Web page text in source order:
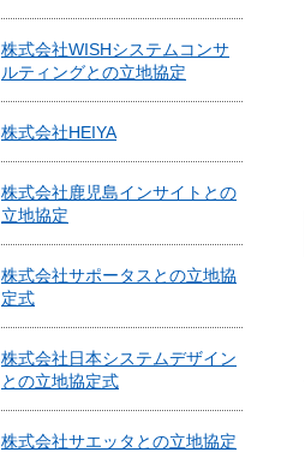
株式会社WISHシステムコンサ
ルティングとの立地協定
株式会社HEIYA
株式会社鹿児島インサイトとの
立地協定
株式会社サポータスとの立地協
定式
株式会社日本システムデザイン
との立地協定式
株式会社サエッタとの立地協定